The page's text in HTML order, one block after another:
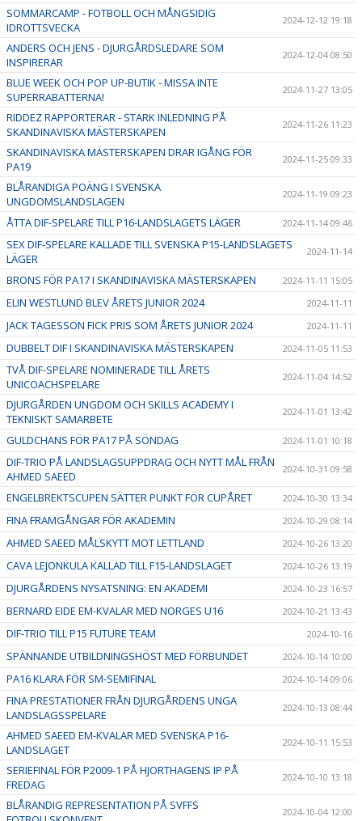
SOMMARCAMP - FOTBOLL OCH MÅNGSIDIG
IDROTTSVECKA
2024-12-12 19:18
ANDERS OCH JENS - DJURGÅRDSLEDARE SOM
INSPIRERAR
2024-12-04 08:50
BLUE WEEK OCH POP UP-BUTIK - MISSA INTE
SUPERRABATTERNA!
2024-11-27 13:05
RIDDEZ RAPPORTERAR - STARK INLEDNING PÅ
SKANDINAVISKA MÄSTERSKAPEN
2024-11-26 11:23
SKANDINAVISKA MÄSTERSKAPEN DRAR IGÅNG FÖR
PA19
2024-11-25 09:33
BLÅRANDIGA POÄNG I SVENSKA
UNGDOMSLANDSLAGEN
2024-11-19 09:23
ÅTTA DIF-SPELARE TILL P16-LANDSLAGETS LÄGER 2024-11-14 09:46
SEX DIF-SPELARE KALLADE TILL SVENSKA P15-LANDSLAGETS
LÄGER
2024-11-14
BRONS FÖR PA17 I SKANDINAVISKA MÄSTERSKAPEN 2024-11-11 15:05
ELIN WESTLUND BLEV ÅRETS JUNIOR 2024 2024-11-11
JACK TAGESSON FICK PRIS SOM ÅRETS JUNIOR 2024 2024-11-11
DUBBELT DIF I SKANDINAVISKA MÄSTERSKAPEN 2024-11-05 11:53
TVÅ DIF-SPELARE NOMINERADE TILL ÅRETS
UNICOACHSPELARE
2024-11-04 14:52
DJURGÅRDEN UNGDOM OCH SKILLS ACADEMY I
TEKNISKT SAMARBETE
2024-11-01 13:42
GULDCHANS FÖR PA17 PÅ SÖNDAG 2024-11-01 10:18
DIF-TRIO PÅ LANDSLAGSUPPDRAG OCH NYTT MÅL FRÅN
AHMED SAEED
2024-10-31 09:58
ENGELBREKTSCUPEN SÄTTER PUNKT FÖR CUPÅRET 2024-10-30 13:34
FINA FRAMGÅNGAR FÖR AKADEMIN 2024-10-29 08:14
AHMED SAEED MÅLSKYTT MOT LETTLAND 2024-10-26 13:20
CAVA LEJONKULA KALLAD TILL F15-LANDSLAGET 2024-10-26 13:19
DJURGÅRDENS NYSATSNING: EN AKADEMI 2024-10-23 16:57
BERNARD EIDE EM-KVALAR MED NORGES U16 2024-10-21 13:43
DIF-TRIO TILL P15 FUTURE TEAM 2024-10-16
SPÄNNANDE UTBILDNINGSHÖST MED FÖRBUNDET 2024-10-14 10:00
PA16 KLARA FÖR SM-SEMIFINAL 2024-10-14 09:06
FINA PRESTATIONER FRÅN DJURGÅRDENS UNGA
LANDSLAGSSPELARE
2024-10-13 08:44
AHMED SAEED EM-KVALAR MED SVENSKA P16-
LANDSLAGET
2024-10-11 15:53
SERIEFINAL FÖR P2009-1 PÅ HJORTHAGENS IP PÅ
FREDAG
2024-10-10 13:18
BLÅRANDIG REPRESENTATION PÅ SVFFS
2024-10-04 12:00